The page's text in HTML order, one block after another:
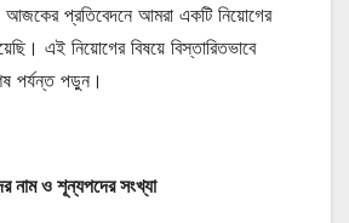
আজকের প্রতিবেদনে আমরা একটি নিয়োগের
এই নিয়োগের বিষয়ে বিস্তারিতভাবে
পর্যন্ত পড়ুন।
নাম ও শূন্যপদের সংখ্যা